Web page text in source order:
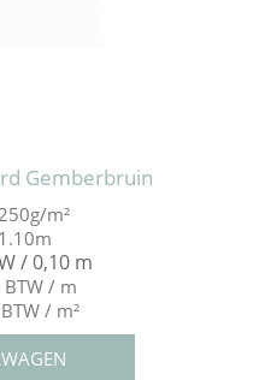
Gemberbruin
m²
/ 0,10 m
/ m
/ m²